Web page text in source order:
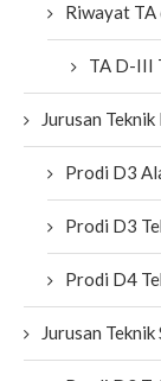
Riwayat TA
TA D-III
Jurusan
Prodi D3
Prodi D3
Prodi D4
Jurusan